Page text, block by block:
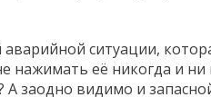
ситуации,
её никогда и
заодно видимо и